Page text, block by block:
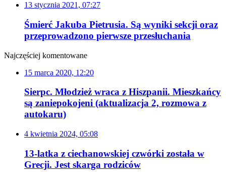
13 stycznia 2021, 07:27
Śmierć Jakuba Pietrusia. Są wyniki sekcji oraz
przeprowadzono pierwsze przesłuchania
Najczęściej komentowane
15 marca 2020, 12:20
Sierpc. Młodzież wraca z Hiszpanii. Mieszkańcy
są zaniepokojeni (aktualizacja 2, rozmowa z
autokaru)
4 kwietnia 2024, 05:08
13-latka z ciechanowskiej czwórki została w
Grecji. Jest skarga rodziców